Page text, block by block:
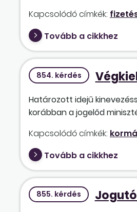
Kapcsolódó címkék:
Tovább a cikkhez
854. kérdés
Határozott idejű
korábban a jogelőd
Kapcsolódó címkék:
Tovább a cikkhez
855. kérdés